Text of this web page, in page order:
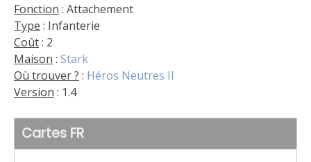
Fonction : Attachement
Type : Infanterie
Coût: 2
Maison : Stark
Où trouver ? : Héros Neutres II
Version : 1.4
Cartes FR